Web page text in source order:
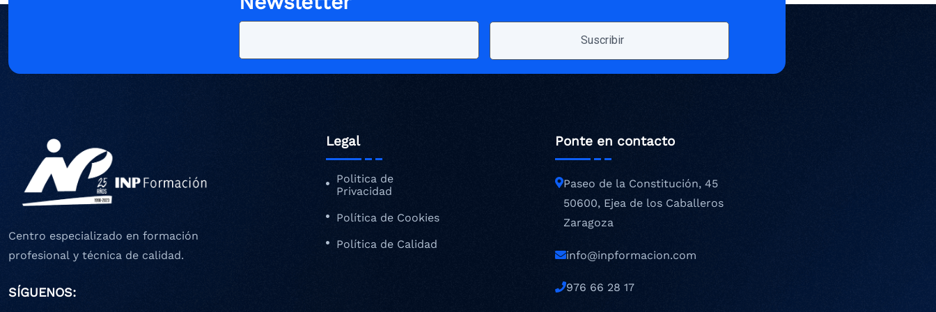
Centro especializado en formación
profesional y técnica de calidad.
SÍGUENOS:
Legal
Politica de
Privacidad
Política de Cookies
Política de Calidad
Ponte en contacto
Paseo de la Constitución, 45
50600, Ejea de los Caballeros
Zaragoza
info@inpformacion.com
976 66 28 17